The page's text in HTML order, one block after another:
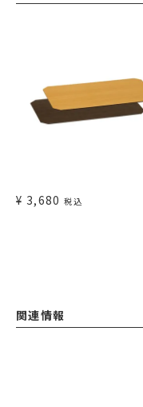
¥ 3,680 税込
関連情報